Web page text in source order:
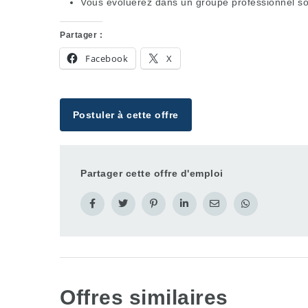
Partager :
Facebook X
Postuler à cette offre
Partager cette offre d'emploi
Offres similaires